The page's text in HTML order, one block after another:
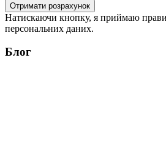
Отримати розрахунок
Натискаючи кнопку, я приймаю
персональних даних.
Блог